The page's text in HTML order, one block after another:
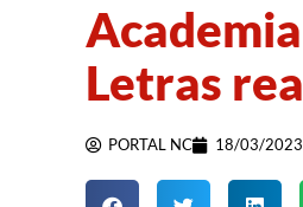
Letras
PORTAL NC 18/03/2023